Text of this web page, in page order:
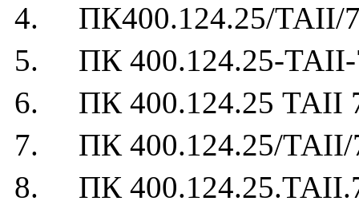
4. ПК400.124.25/ТАII/
5. ПК 400.124.25-ТАII-
6. ПК 400.124.25 ТАII
7. ПК 400.124.25/ТАII/
8. ПК